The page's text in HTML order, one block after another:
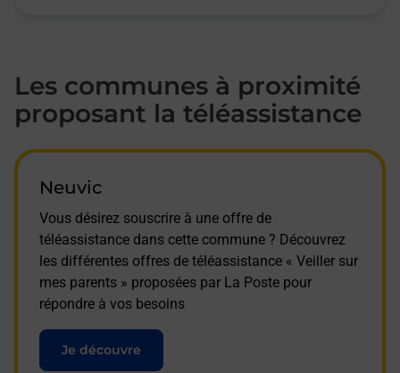
Les communes à proximité
proposant la téléassistance
Neuvic
Vous désirez souscrire à une offre de
téléassistance dans cette commune ? Découvrez
les différentes offres de téléassistance « Veiller sur
mes parents » proposées par La Poste pour
répondre à vos besoins
Je découvre